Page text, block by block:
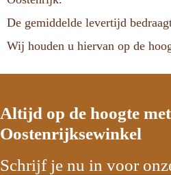
De gemiddelde levertijd
Wij houden u hiervan op de
Altijd op de hoogte met
Oostenrijksewinkel
Schrijf je nu in voor